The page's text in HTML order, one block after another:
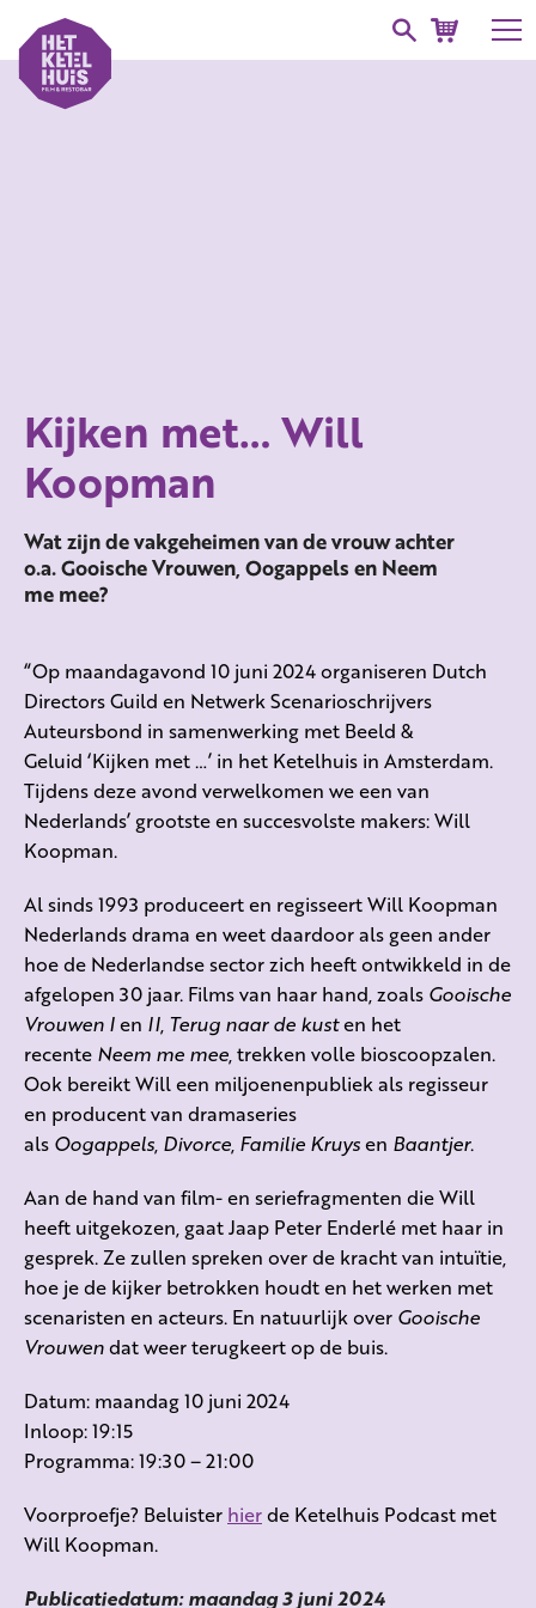
Kijken met… Will
Koopman
Wat zijn de vakgeheimen van de vrouw achter
o.a. Gooische Vrouwen, Oogappels en Neem
me mee?
“Op maandagavond 10 juni 2024 organiseren Dutch
Directors Guild en Netwerk Scenarioschrijvers
Auteursbond in samenwerking met Beeld &
Geluid ‘Kijken met …’ in het Ketelhuis in Amsterdam.
Tijdens deze avond verwelkomen we een van
Nederlands’ grootste en succesvolste makers: Will
Koopman.
Al sinds 1993 produceert en regisseert Will Koopman
Nederlands drama en weet daardoor als geen ander
hoe de Nederlandse sector zich heeft ontwikkeld in de
afgelopen 30 jaar. Films van haar hand, zoals Gooische
Vrouwen Ien II Terug naar de kusten het
recente Neem me mee , trekken volle bioscoopzalen.
Ook bereikt Will een miljoenenpubliek als regisseur
en producent van dramaseries
als Oogappels Divorce Familie Kruysen Baantjer.
Aan de hand van film- en seriefragmenten die Will
heeft uitgekozen, gaat Jaap Peter Enderlé met haar in
gesprek. Ze zullen spreken over de kracht van intuïtie,
hoe je de kijker betrokken houdt en het werken met
scenaristen en acteurs. En natuurlijk over Gooische
Vrouwendat weer terugkeert op de buis.
Datum: maandag 10 juni 2024
Inloop: 19:15
Programma: 19:30 – 21:00
Voorproefje? Beluister hierde Ketelhuis Podcast met
Will Koopman.
Publicatiedatum: maandag 3 juni 2024